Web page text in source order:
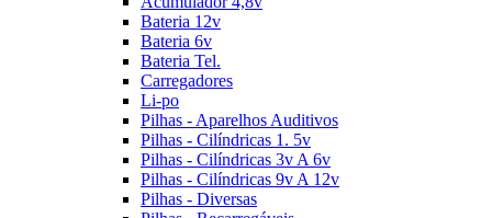
Bateria 12v
Bateria 6v
Bateria Tel.
Carregadores
Li-po
Pilhas - Aparelhos Auditivos
Pilhas - Cilíndricas 1. 5v
Pilhas - Cilíndricas 3v A 6v
Pilhas - Cilíndricas 9v A 12v
Pilhas - Diversas